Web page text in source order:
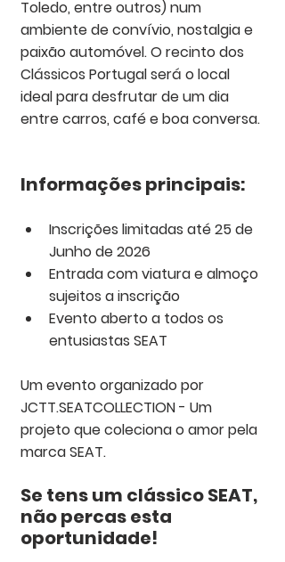
Toledo, entre outros) num
ambiente de convívio, nostalgia e
paixão automóvel. O recinto dos
Clássicos Portugal será o local
ideal para desfrutar de um dia
entre carros, café e boa conversa.
Informações principais:
Inscrições limitadas até 25 de
Junho de 2026
Entrada com viatura e almoço
sujeitos a inscrição
Evento aberto a todos os
entusiastas SEAT
Um evento organizado por
JCTT.SEATCOLLECTION - Um
projeto que coleciona o amor pela
marca SEAT.
Se tens um clássico SEAT,
não percas esta
oportunidade!